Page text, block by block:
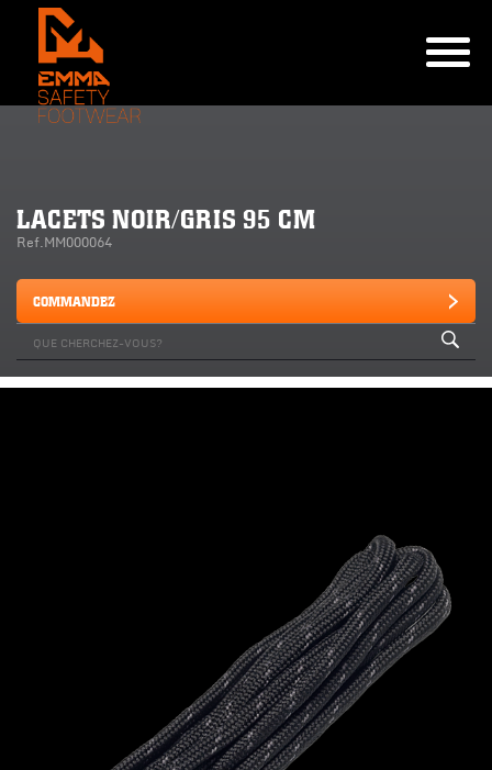
LACETS NOIR/GRIS 95 CM
Ref.MM000064
COMMANDEZ